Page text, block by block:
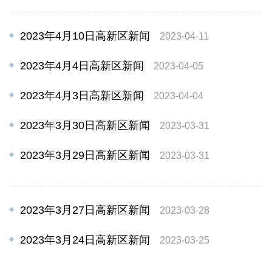
2023年4月10日高新区新闻 2023-04-11
2023年4月4日高新区新闻 2023-04-05
2023年4月3日高新区新闻 2023-04-04
2023年3月30日高新区新闻 2023-03-31
2023年3月29日高新区新闻 2023-03-31
2023年3月27日高新区新闻 2023-03-28
2023年3月24日高新区新闻 2023-03-25